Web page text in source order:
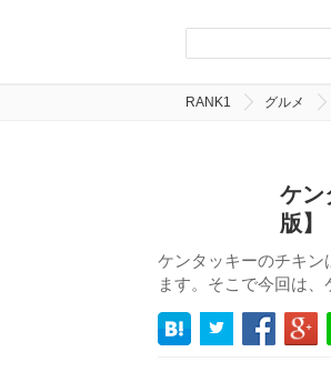
RANK1 グルメ
ケン
版】
ケンタッキーのチキン
ます。そこで今回は